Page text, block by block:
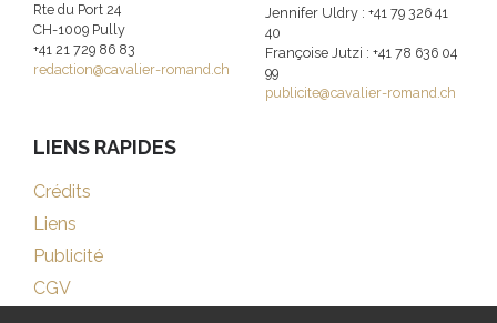
Rte du Port 24
CH-1009 Pully
+41 21 729 86 83
redaction@cavalier-romand.ch
Jennifer Uldry : +41 79 326 41
40
Françoise Jutzi : +41 78 636 04
99
publicite@cavalier-romand.ch
LIENS RAPIDES
Crédits
Liens
Publicité
CGV